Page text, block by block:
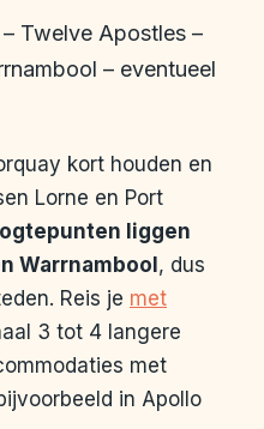
Twelve Apostles –
– eventueel
kort houden en
Lorne en Port
liggen
Warrnambool , dus
Reis je met
3 tot 4 langere
met
in Apollo